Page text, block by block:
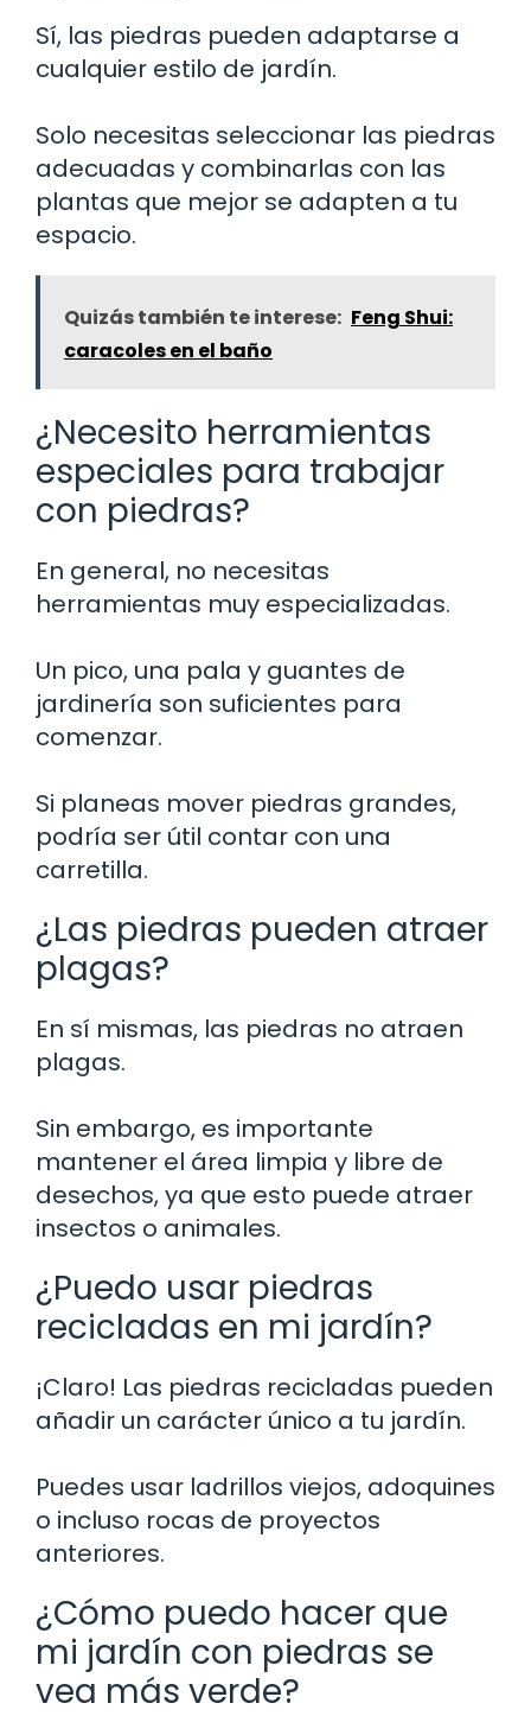
Sí, las piedras pueden adaptarse a
cualquier estilo de jardín.
Solo necesitas seleccionar las piedras
adecuadas y combinarlas con las
plantas que mejor se adapten a tu
espacio.
Quizás también te interese: Feng Shui:
caracoles en el baño
¿Necesito herramientas
especiales para trabajar
con piedras?
En general, no necesitas
herramientas muy especializadas.
Un pico, una pala y guantes de
jardinería son suficientes para
comenzar.
Si planeas mover piedras grandes,
podría ser útil contar con una
carretilla.
¿Las piedras pueden atraer
plagas?
En sí mismas, las piedras no atraen
plagas.
Sin embargo, es importante
mantener el área limpia y libre de
desechos, ya que esto puede atraer
insectos o animales.
¿Puedo usar piedras
recicladas en mi jardín?
¡Claro! Las piedras recicladas pueden
añadir un carácter único a tu jardín.
Puedes usar ladrillos viejos, adoquines
o incluso rocas de proyectos
anteriores.
¿Cómo puedo hacer que
mi jardín con piedras se
vea más verde?